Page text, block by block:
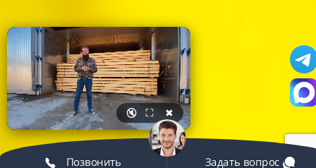
🔇 ⛶ ✖
Позвонить Задать вопрос